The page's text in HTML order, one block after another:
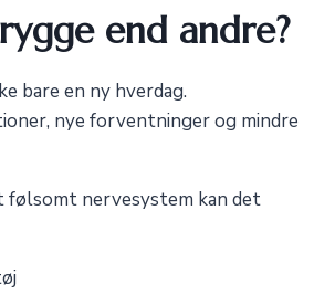
end andre?
bare en ny hverdag.
nye forventninger og mindre
følsomt nervesystem kan det